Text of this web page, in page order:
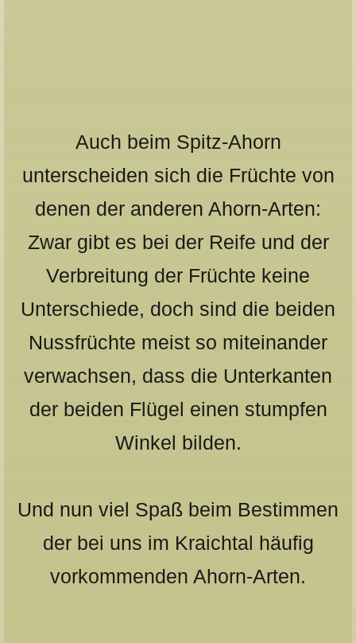
Auch beim Spitz-Ahorn
unterscheiden sich die Früchte von
denen der anderen Ahorn-Arten:
Zwar gibt es bei der Reife und der
Verbreitung der Früchte keine
Unterschiede, doch sind die beiden
Nussfrüchte meist so miteinander
verwachsen, dass die Unterkanten
der beiden Flügel einen stumpfen
Winkel bilden.
Und nun viel Spaß beim Bestimmen
der bei uns im Kraichtal häufig
vorkommenden Ahorn-Arten.